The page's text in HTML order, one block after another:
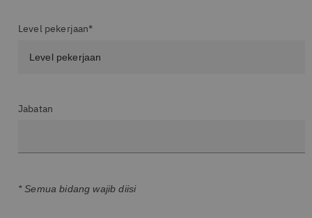
Level pekerjaan*
Jabatan
* Semua bidang wajib diisi